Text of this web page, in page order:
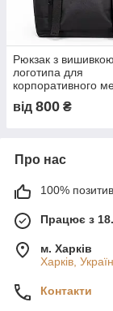
Рюкзак з вишивкою
логотипа для
корпоративного
брендованої
від 800 ₴
Про нас
100%
Працює з
м. Харків
Харків,
Контакти